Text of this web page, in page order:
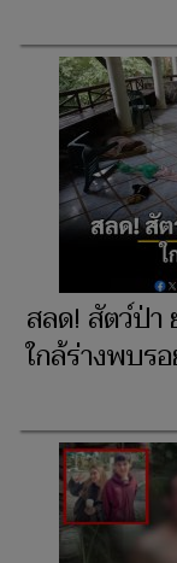
สลด! สัตว์ป่า
ใกล้ร่างพบรอ